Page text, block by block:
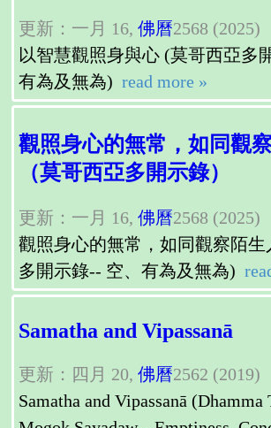
更新：一月 16, 佛曆2568 (2025)
以智慧觀照身與心 (莫哥西亞多
有為及無為) read more »
觀照身心的無常，如同觀
（莫哥西亞多開示錄）
更新：一月 16, 佛曆2568 (2025)
觀照身心的無常，如同觀察陌生
多開示錄-- 空、有為及無為)
Samatha and Vipassanā
更新：四月 20, 佛曆2562 (2019)
Samatha and Vipassanā (Dhamma